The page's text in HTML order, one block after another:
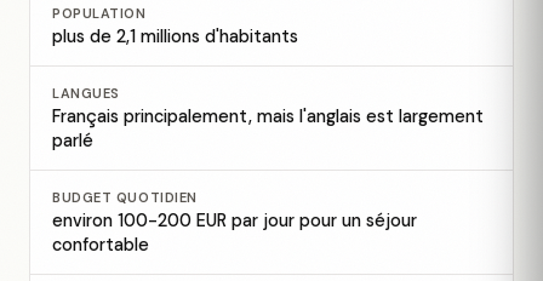
POPULATION
plus de 2,1 millions d'habitants
LANGUES
Français principalement, mais l'anglais est largement
parlé
BUDGET QUOTIDIEN
environ 100-200 EUR par jour pour un séjour
confortable